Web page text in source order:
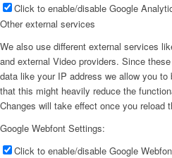
Click to enable/disable Google
Other external services
We also use different external services
and external Video providers. Since
data like your IP address we allow you
that this might heavily reduce the
Changes will take effect once you reload
Google Webfont Settings:
Click to enable/disable Google